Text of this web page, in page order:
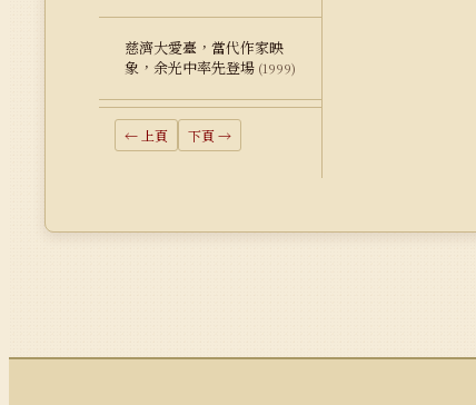
慈濟大愛臺，當代作家映
象，余光中率先登場 (1999)
← 上頁 下頁 →